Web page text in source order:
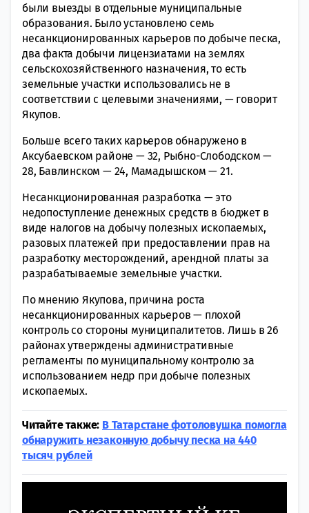
были выезды в отдельные муниципальные
образования. Было установлено семь
несанкционированных карьеров по добыче песка,
два факта добычи лицензиатами на землях
сельскохозяйственного назначения, то есть
земельные участки использовались не в
соответствии с целевыми значениями, — говорит
Якупов.
Больше всего таких карьеров обнаружено в
Аксубаевском районе — 32, Рыбно-Слободском —
28, Бавлинском — 24, Мамадышском — 21.
Несанкционированная разработка — это
недопоступление денежных средств в бюджет в
виде налогов на добычу полезных ископаемых,
разовых платежей при предоставлении прав на
разработку месторождений, арендной платы за
разрабатываемые земельные участки.
По мнению Якупова, причина роста
несанкционированных карьеров — плохой
контроль со стороны муниципалитетов. Лишь в 26
районах утверждены административные
регламенты по муниципальному контролю за
использованием недр при добыче полезных
ископаемых.
Читайте также: В Татарстане фотоловушка помогла
обнаружить незаконную добычу песка на 440
тысяч рублей